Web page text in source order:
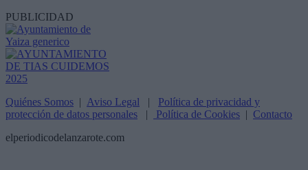
PUBLICIDAD
Quiénes Somos | Aviso Legal | Política de privacidad y
protección de datos personales | Política de Cookies | Contacto
elperiodicodelanzarote.com